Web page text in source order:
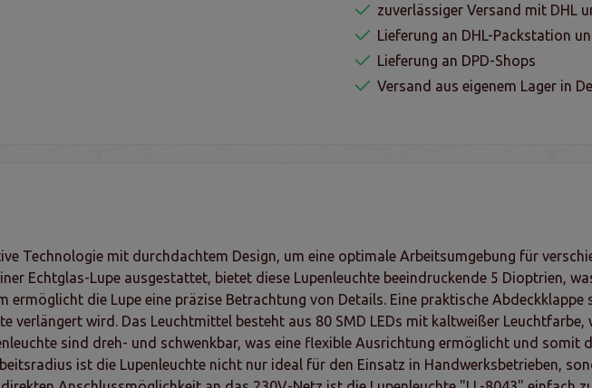
zuverlässiger Versand mit DHL
Lieferung an DHL-Packstation
Lieferung an DPD-Shops
Versand aus eigenem Lager in
Technologie mit durchdachtem Design, um eine optimale Arbeitsumgebung für
Echtglas-Lupe ausgestattet, bietet diese Lupenleuchte beeindruckende 5 Dioptrien,
die Lupe eine präzise Betrachtung von Details. Eine praktische Abdeckklappe
verlängert wird. Das Leuchtmittel besteht aus 80 SMD LEDs mit kaltweißer
sind dreh- und schwenkbar, was eine flexible Ausrichtung ermöglicht und somit
ist die Lupenleuchte nicht nur ideal für den Einsatz in Handwerksbetrieben,